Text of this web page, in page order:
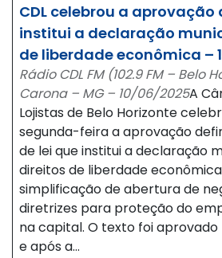
CDL celebrou a aprovação
institui a declaração
de liberdade econômica –
Rádio CDL FM (102.9 FM – Belo
Carona – MG – 10/06/2025A
Lojistas de Belo Horizonte
segunda-feira a aprovação
de lei que institui a declaração
direitos de liberdade
simplificação de abertura de
diretrizes para proteção do
na capital. O texto foi
e após a…